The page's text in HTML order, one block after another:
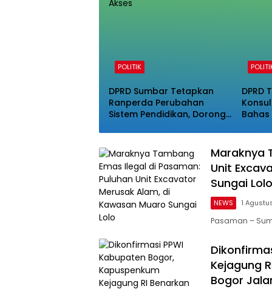
POLITIK
DPRD Sumbar Tetapkan
Ranperda Perubahan
Sistem Pendidikan, Dorong
Akses
DPRD
Bahas
Maraknya
Unit
Sungai Lolo
NEWS 1
Pasaman –
Kejagung
Bogor